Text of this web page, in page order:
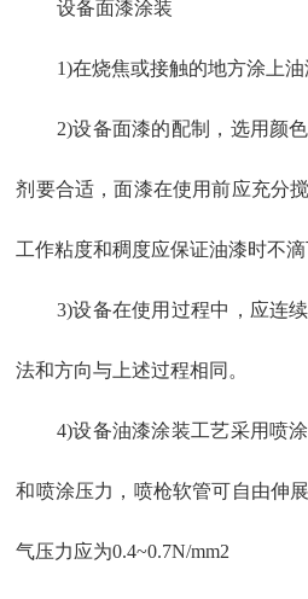
设备面漆涂装
1)在烧焦或接触的地方涂上油
2)设备面漆的配制，选用颜
剂要合适，面漆在使用前应充分
工作粘度和稠度应保证油漆时不滴
3)设备在使用过程中，应连
法和方向与上述过程相同。
4)设备油漆涂装工艺采用喷
和喷涂压力，喷枪软管可自由伸
气压力应为0.4~0.7N/mm2